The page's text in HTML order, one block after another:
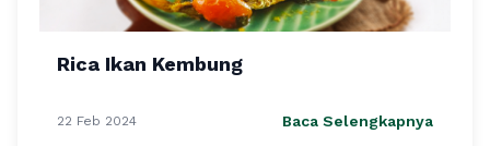
Rica Ikan Kembung
22 Feb 2024 Baca Selengkapnya